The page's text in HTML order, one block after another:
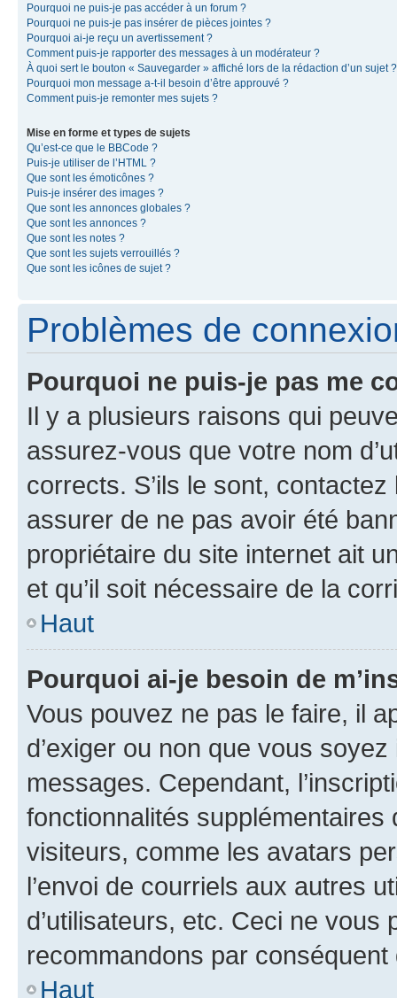
Pourquoi ne puis-je pas accéder à un forum ?
Pourquoi ne puis-je pas insérer de pièces jointes ?
Pourquoi ai-je reçu un avertissement ?
Comment puis-je rapporter des messages à un modérateur ?
À quoi sert le bouton « Sauvegarder » affiché lors de la rédaction d’un sujet ?
Pourquoi mon message a-t-il besoin d’être approuvé ?
Comment puis-je remonter mes sujets ?
Mise en forme et types de sujets
Qu’est-ce que le BBCode ?
Puis-je utiliser de l’HTML ?
Que sont les émoticônes ?
Puis-je insérer des images ?
Que sont les annonces globales ?
Que sont les annonces ?
Que sont les notes ?
Que sont les sujets verrouillés ?
Que sont les icônes de sujet ?
Problèmes de
Pourquoi ne puis-je pas me
Il y a plusieurs raisons qui
assurez-vous que votre nom
corrects. S’ils le sont,
assurer de ne pas avoir été
propriétaire du site internet ait
et qu’il soit nécessaire de la
Haut
Pourquoi ai-je besoin de
Vous pouvez ne pas le faire, il
d’exiger ou non que vous
messages. Cependant,
fonctionnalités
visiteurs, comme les avatars
l’envoi de courriels aux autres
d’utilisateurs, etc. Ceci ne vous
recommandons par conséquent
Haut